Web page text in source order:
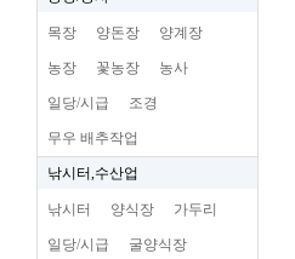
목장 양돈장 양계장
농장 꽃농장 농사
일당/시급 조경
무우 배추작업
낚시터,수산업
낚시터 양식장 가두리
일당/시급 굴양식장